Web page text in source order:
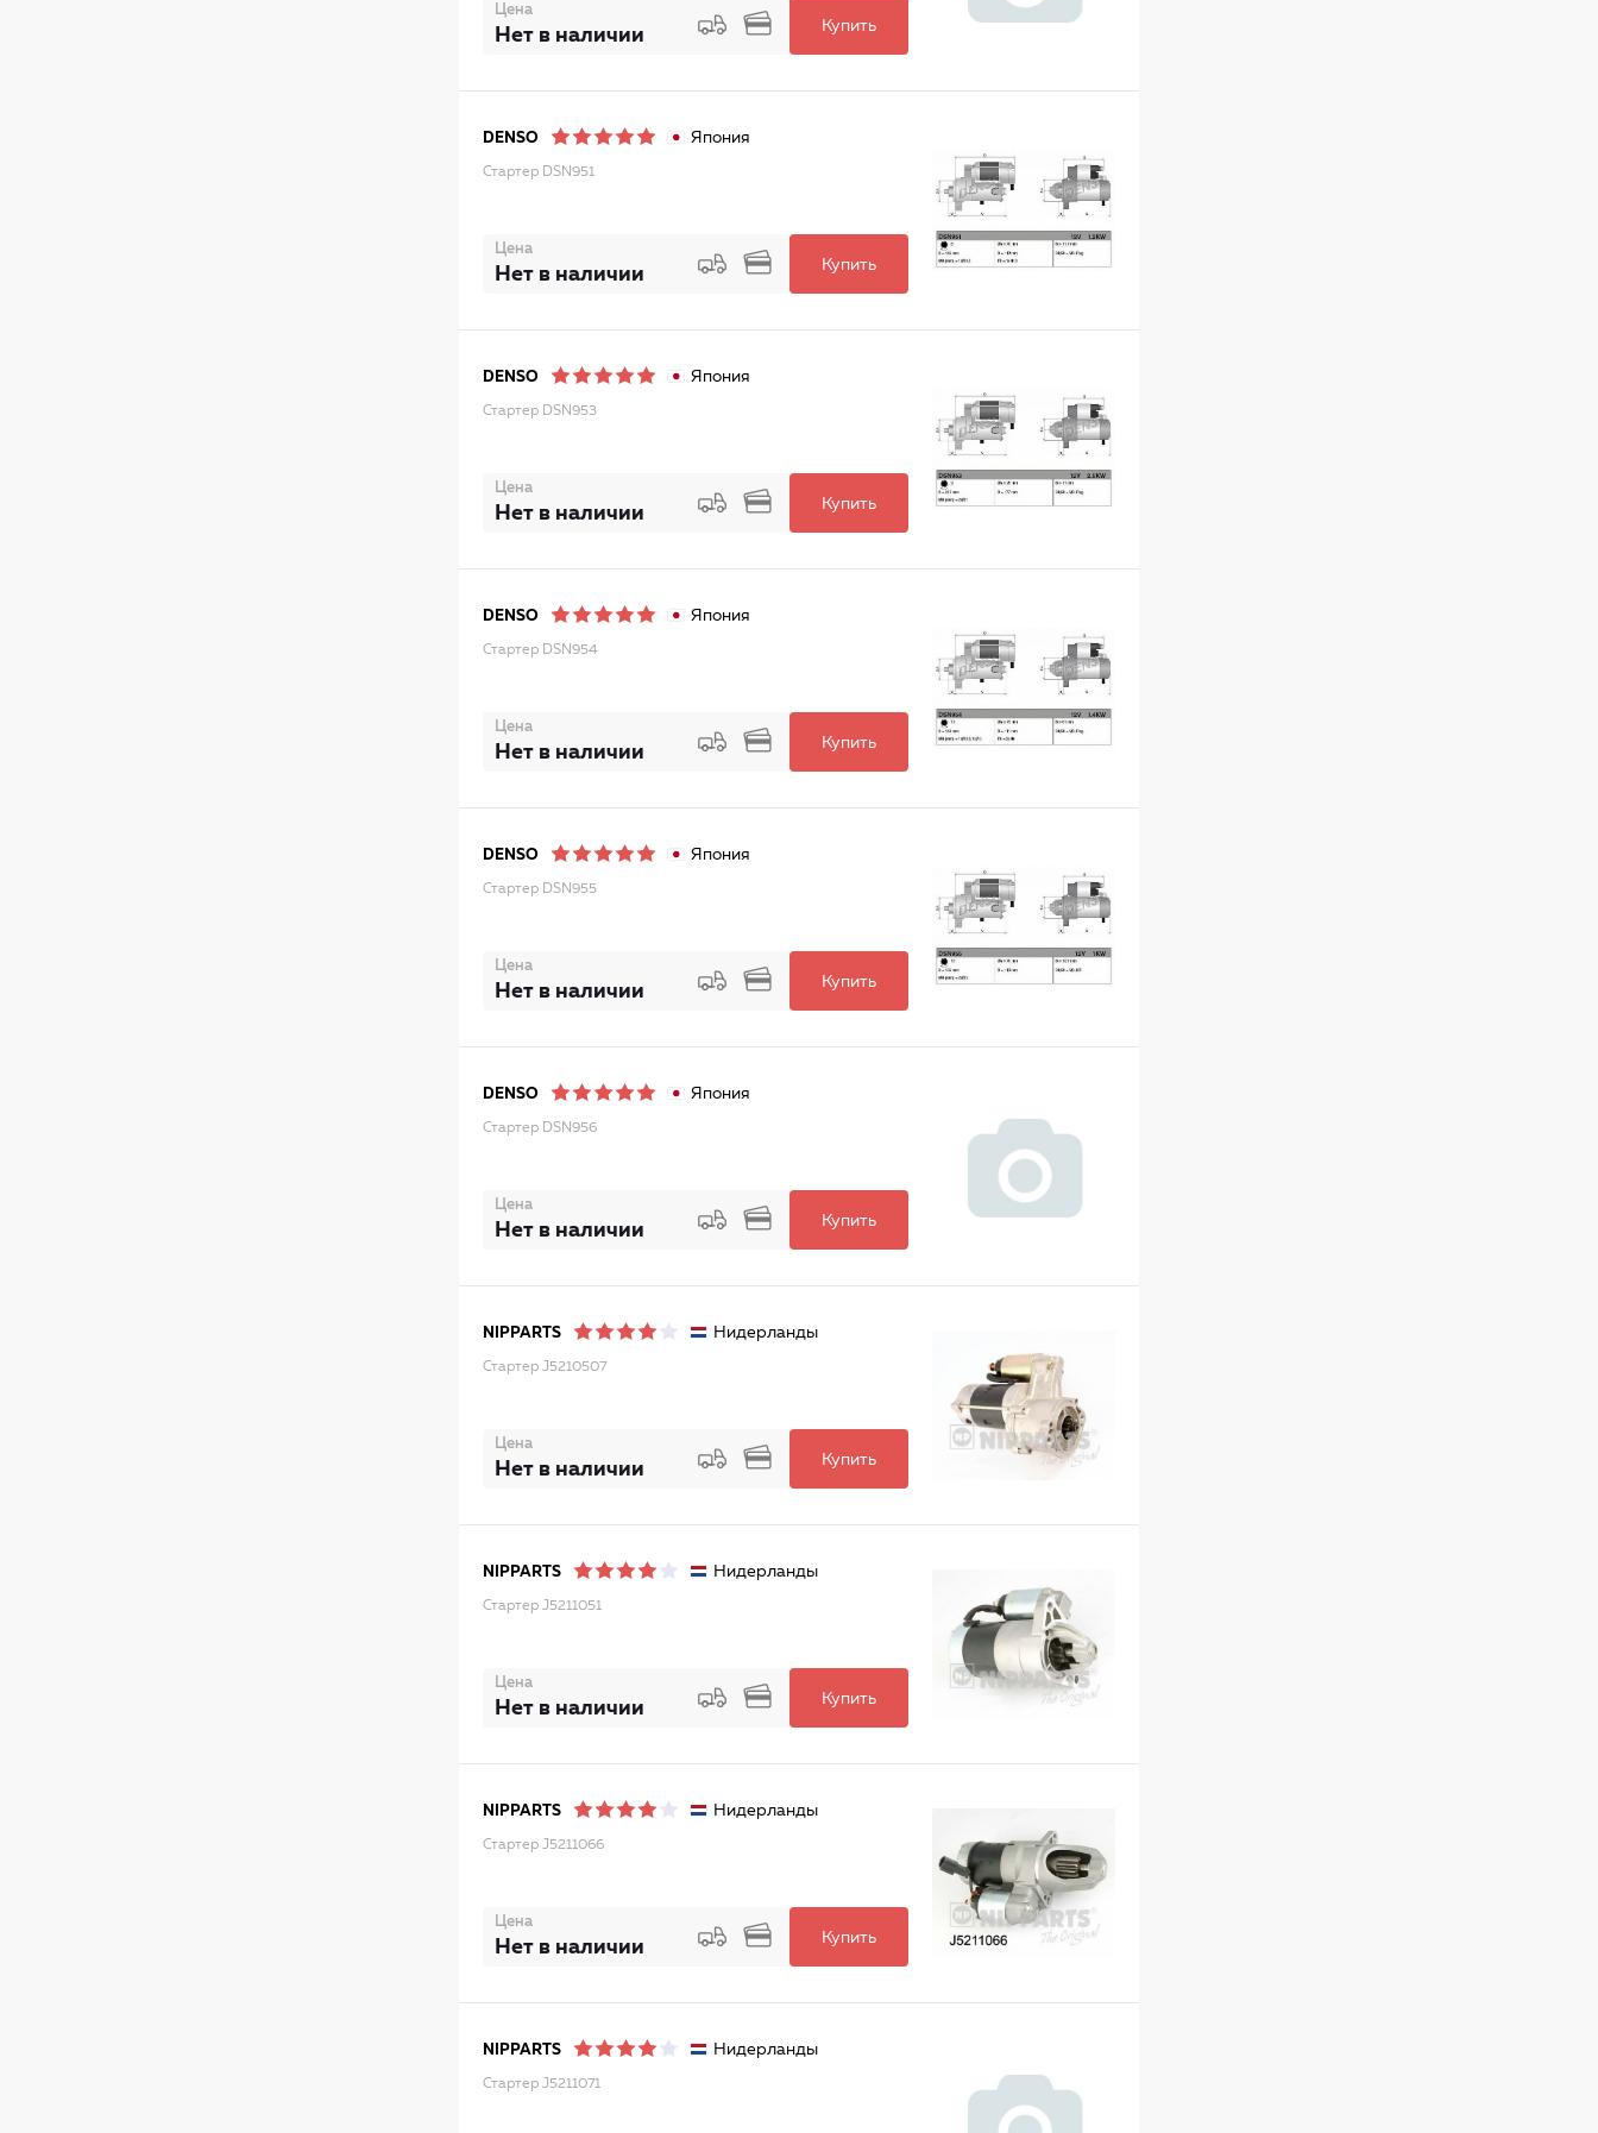
Цена
Нет в наличии Купить
DENSO Япония
Стартер DSN951
Цена
Нет в наличии Купить
DENSO Япония
Стартер DSN953
Цена
Нет в наличии Купить
DENSO Япония
Стартер DSN954
Цена
Нет в наличии Купить
DENSO Япония
Стартер DSN955
Цена
Нет в наличии Купить
DENSO Япония
Стартер DSN956
Цена
Нет в наличии Купить
NIPPARTS Нидерланды
Стартер J5210507
Цена
Нет в наличии Купить
NIPPARTS Нидерланды
Стартер J5211051
Цена
Нет в наличии Купить
NIPPARTS Нидерланды
Стартер J5211066
Цена
Нет в наличии Купить
NIPPARTS Нидерланды
Стартер J5211071